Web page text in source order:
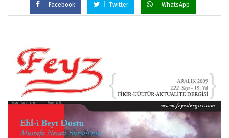
Facebook Twitter WhatsApp